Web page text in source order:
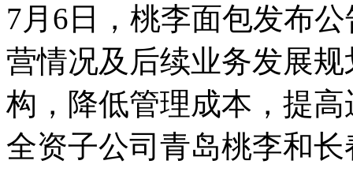
7月6日，桃李面包发布
营情况及后续业务发展
构，降低管理成本，提
全资子公司青岛桃李和